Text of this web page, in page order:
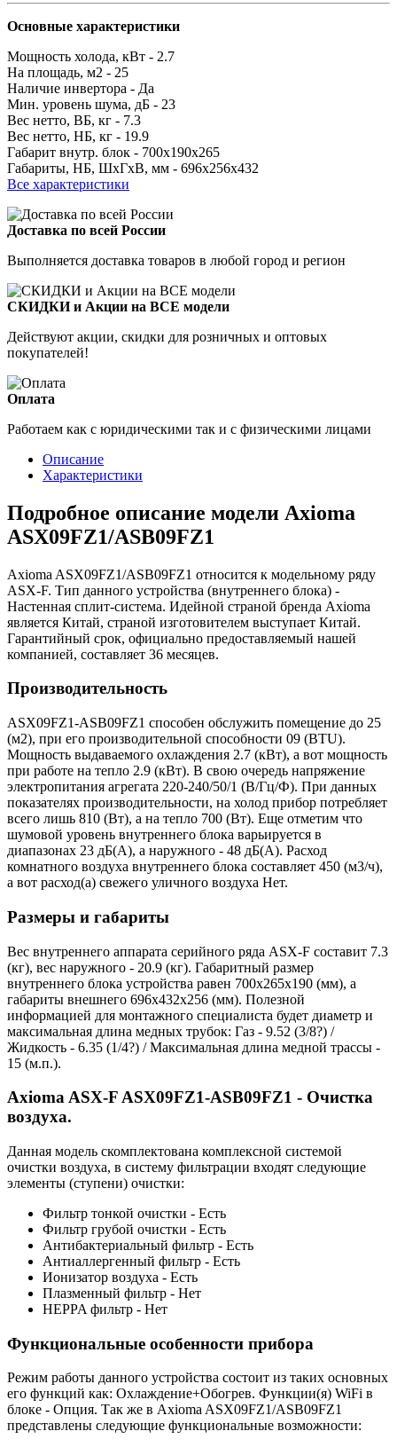
Основные характеристики
Мощность холода, кВт - 2.7
На площадь, м2 - 25
Наличие инвертора - Да
Мин. уровень шума, дБ - 23
Вес нетто, ВБ, кг - 7.3
Вес нетто, НБ, кг - 19.9
Габарит внутр. блок - 700x190x265
Габариты, НБ, ШхГхВ, мм - 696x256x432
Все характеристики
Доставка по всей России
Выполняется доставка товаров в любой город и регион
СКИДКИ и Акции на ВСЕ модели
Действуют акции, скидки для розничных и оптовых
покупателей!
Оплата
Работаем как с юридическими так и с физическими лицами
Описание
Характеристики
Подробное описание модели Axioma
ASX09FZ1/ASB09FZ1
Axioma ASX09FZ1/ASB09FZ1 относится к модельному ряду
ASX-F. Тип данного устройства (внутреннего блока) -
Настенная сплит-система. Идейной страной бренда Axioma
является Китай, страной изготовителем выступает Китай.
Гарантийный срок, официально предоставляемый нашей
компанией, составляет 36 месяцев.
Производительность
ASX09FZ1-ASB09FZ1 способен обслужить помещение до 25
(м2), при его производительной способности 09 (BTU).
Мощность выдаваемого охлаждения 2.7 (кВт), а вот мощность
при работе на тепло 2.9 (кВт). В свою очередь напряжение
электропитания агрегата 220-240/50/1 (В/Гц/Ф). При данных
показателях производительности, на холод прибор потребляет
всего лишь 810 (Вт), а на тепло 700 (Вт). Еще отметим что
шумовой уровень внутреннего блока варьируется в
диапазонах 23 дБ(А), а наружного - 48 дБ(А). Расход
комнатного воздуха внутреннего блока составляет 450 (м3/ч),
а вот расход(а) свежего уличного воздуха Нет.
Размеры и габариты
Вес внутреннего аппарата серийного ряда ASX-F составит 7.3
(кг), вес наружного - 20.9 (кг). Габаритный размер
внутреннего блока устройства равен 700x265x190 (мм), а
габариты внешнего 696x432x256 (мм). Полезной
информацией для монтажного специалиста будет диаметр и
максимальная длина медных трубок: Газ - 9.52 (3/8?) /
Жидкость - 6.35 (1/4?) / Максимальная длина медной трассы -
15 (м.п.).
Axioma ASX-F ASX09FZ1-ASB09FZ1 - Очистка
воздуха.
Данная модель скомплектована комплексной системой
очистки воздуха, в систему фильтрации входят следующие
элементы (ступени) очистки:
Фильтр тонкой очистки - Есть
Фильтр грубой очистки - Есть
Антибактериальный фильтр - Есть
Антиаллергенный фильтр - Есть
Ионизатор воздуха - Есть
Плазменный фильтр - Нет
HEPPA фильтр - Нет
Функциональные особенности прибора
Режим работы данного устройства состоит из таких основных
его функций как: Охлаждение+Обогрев. Функции(я) WiFi в
блоке - Опция. Так же в Axioma ASX09FZ1/ASB09FZ1
представлены следующие функциональные возможности: